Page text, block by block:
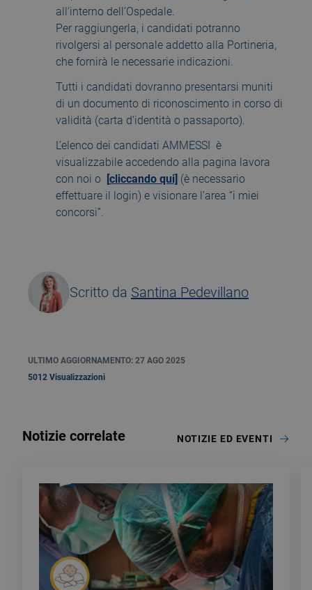
all’interno dell’Ospedale.
Per raggiungerla, i candidati potranno
rivolgersi al personale addetto alla Portineria,
che fornirà le necessarie indicazioni.
Tutti i candidati dovranno presentarsi muniti
di un documento di riconoscimento in corso di
validità (carta d’identità o passaporto).
L’elenco dei candidati AMMESSI è
visualizzabile accedendo alla pagina lavora
con noi o [cliccando qui] (è necessario
effettuare il login) e visionare l’area “i miei
concorsi”.
Scritto da Santina Pedevillano
ULTIMO AGGIORNAMENTO: 27 AGO 2025
5012 Visualizzazioni
Notizie correlate NOTIZIE ED EVENTI